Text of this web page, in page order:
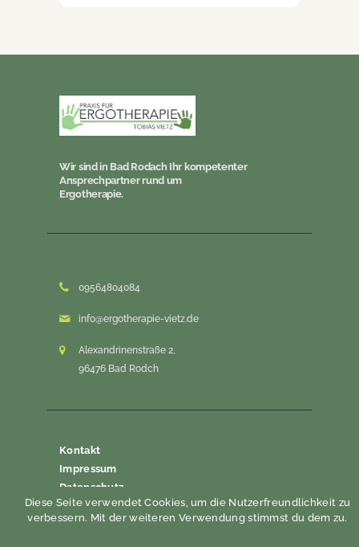
Wir sind in Bad Rodach Ihr kompetenter
Ansprechpartner rund um
Ergotherapie.
09564804084
info@ergotherapie-vietz.de
Alexandrinenstraße 2,
96476 Bad Rodch
Kontakt
Impressum
Datenschutz
Diese Seite verwendet Cookies, um die Nutzerfreundlichkeit zu
verbessern. Mit der weiteren Verwendung stimmst du dem zu.